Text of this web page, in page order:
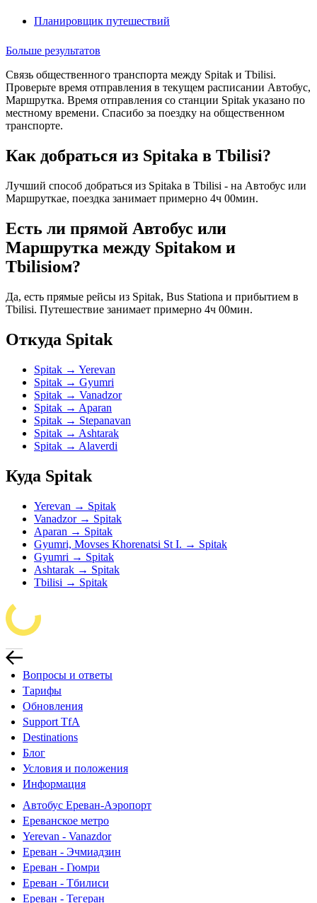
Планировщик путешествий
Больше результатов
Связь общественного транспорта между Spitak и Tbilisi.
Проверьте время отправления в текущем расписании Автобус,
Маршрутка. Время отправления со станции Spitak указано по
местному времени. Спасибо за поездку на общественном
транспорте.
Как добраться из Spitakа в Tbilisi?
Лучший способ добраться из Spitakа в Tbilisi - на Автобус или
Маршруткае, поездка занимает примерно 4ч 00мин.
Есть ли прямой Автобус или
Маршрутка между Spitakом и
Tbilisiом?
Да, есть прямые рейсы из Spitak, Bus Stationа и прибытием в
Tbilisi. Путешествие занимает примерно 4ч 00мин.
Откуда Spitak
Spitak → Yerevan
Spitak → Gyumri
Spitak → Vanadzor
Spitak → Aparan
Spitak → Stepanavan
Spitak → Ashtarak
Spitak → Alaverdi
Куда Spitak
Yerevan → Spitak
Vanadzor → Spitak
Aparan → Spitak
Gyumri, Movses Khorenatsi St I. → Spitak
Gyumri → Spitak
Ashtarak → Spitak
Tbilisi → Spitak
Вопросы и ответы
Тарифы
Обновления
Support TfA
Destinations
Блог
Условия и положения
Информация
Автобус Ереван-Аэропорт
Ереванское метро
Yerevan - Vanazdor
Ереван - Эчмиадзин
Ереван - Гюмри
Ереван - Тбилиси
Ереван - Тегеран